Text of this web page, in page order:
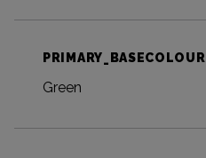
PRIMARY_BASECOLOUR
Green